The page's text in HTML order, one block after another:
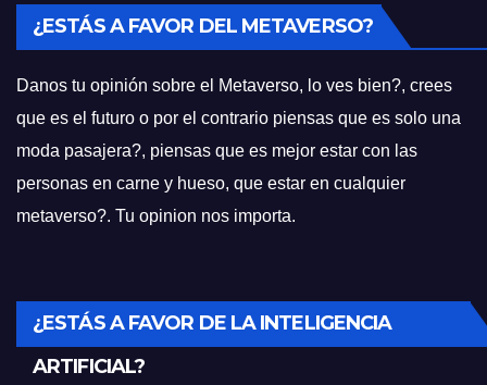
¿ESTÁS A FAVOR DEL METAVERSO?
Danos tu opinión sobre el Metaverso, lo ves bien?, crees
que es el futuro o por el contrario piensas que es solo una
moda pasajera?, piensas que es mejor estar con las
personas en carne y hueso, que estar en cualquier
metaverso?. Tu opinion nos importa.
¿ESTÁS A FAVOR DE LA INTELIGENCIA
ARTIFICIAL?